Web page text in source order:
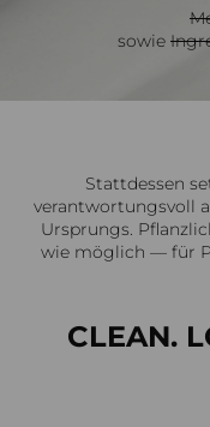
sowie
Stattdessen
verantwortungsvoll
Ursprungs.
wie möglich — für
CLEAN.